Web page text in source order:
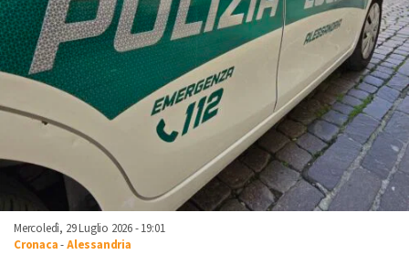
Mercoledì, 29 Luglio 2026 - 19:01
Cronaca-Alessandria